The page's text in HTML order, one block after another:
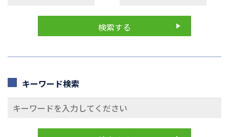
キーワード検索